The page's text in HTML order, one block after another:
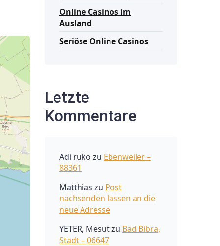
Online Casinos im
Ausland
Seriöse Online Casinos
Letzte
Kommentare
Adi ruko zu Ebenweiler –
88361
Matthias zu Post
nachsenden lassen an die
neue Adresse
YETER, Mesutzu Bad Bibra,
Stadt – 06647